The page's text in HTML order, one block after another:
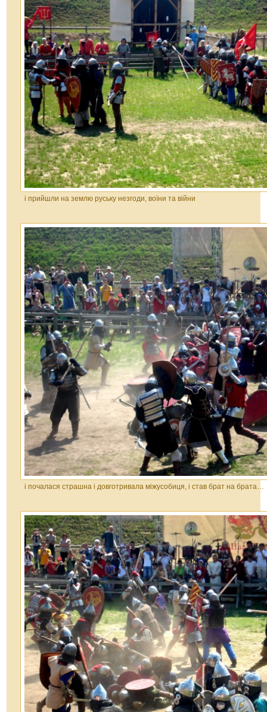
і прийшли на землю руську незгоди, воїни та війни
і почалася страшна і довготривала міжусобиця, і став брат на брата…